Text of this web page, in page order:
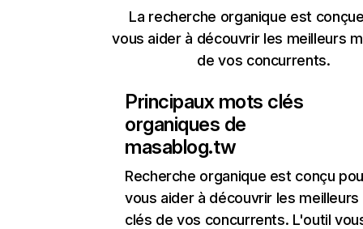
La recherche organique est
vous aider à découvrir les meilleurs
de vos concurrents.
Principaux mots clés
organiques de
masablog.tw
Recherche organique est conçu
vous aider à découvrir les
clés de vos concurrents. L'outil